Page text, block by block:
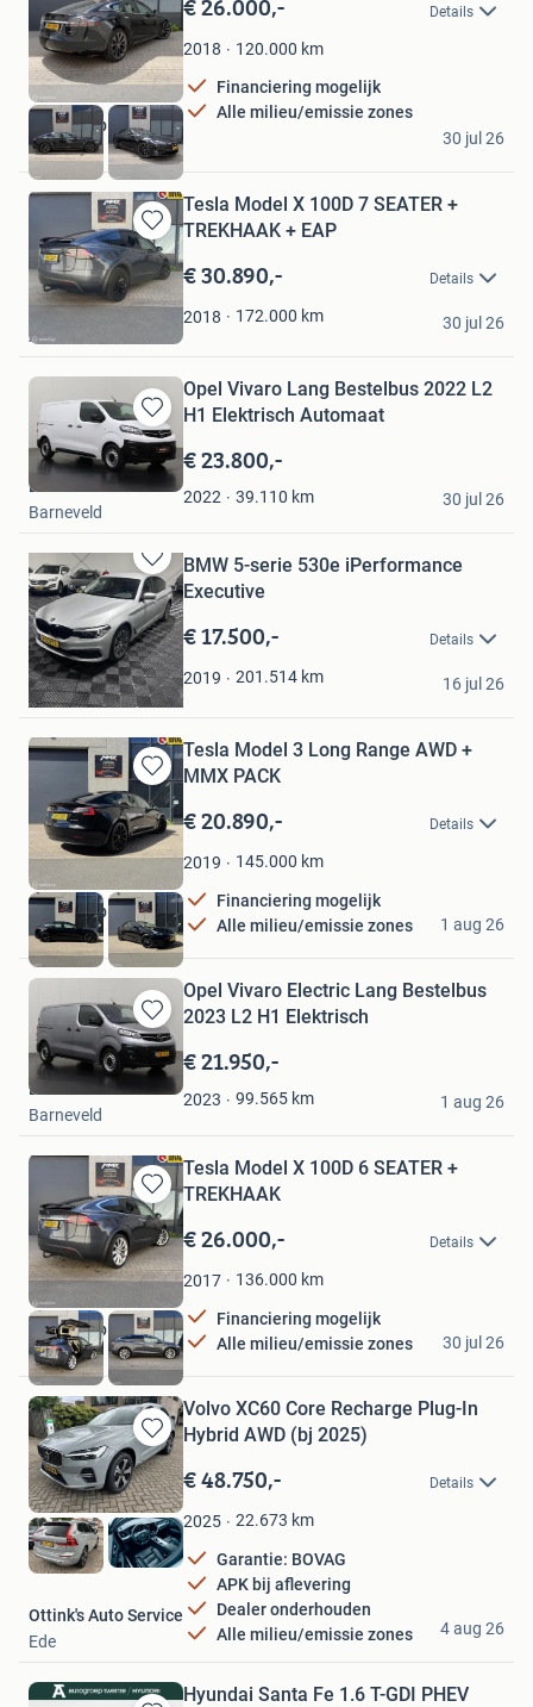
in
Mijn
Favorieten
€ 26.000,- Details
2018 120.000 km
Financiering mogelijk
Alle milieu/emissie zones
MMX Corp BV
Aalsmeer
30 jul 26
Bewaren
in
Mijn
Favorieten
Tesla Model X 100D 7 SEATER +
TREKHAAK + EAP
€ 30.890,- Details
2018 172.000 km
MMX Corp BV
Aalsmeer
30 jul 26
Bewaren
in
Mijn
Favorieten
Opel Vivaro Lang Bestelbus 2022 L2
H1 Elektrisch Automaat
€ 23.800,-
2022 39.110 km
Dutchvans.com
Barneveld
30 jul 26
Bewaren
in
Mijn
Favorieten
BMW 5-serie 530e iPerformance
Executive
€ 17.500,- Details
2019 201.514 km
MMX Corp BV
Aalsmeer
16 jul 26
Bewaren
in
Mijn
Favorieten
Tesla Model 3 Long Range AWD +
MMX PACK
€ 20.890,- Details
2019 145.000 km
Financiering mogelijk
Alle milieu/emissie zones
MMX Corp BV
Aalsmeer
1 aug 26
Bewaren
in
Mijn
Favorieten
Opel Vivaro Electric Lang Bestelbus
2023 L2 H1 Elektrisch
€ 21.950,-
2023 99.565 km
Dutchvans.com
Barneveld
1 aug 26
Bewaren
in
Mijn
Favorieten
Tesla Model X 100D 6 SEATER +
TREKHAAK
€ 26.000,- Details
2017 136.000 km
Financiering mogelijk
Alle milieu/emissie zones
MMX Corp BV
Aalsmeer
30 jul 26
Bewaren
in
Mijn
Favorieten
Volvo XC60 Core Recharge Plug-In
Hybrid AWD (bj 2025)
€ 48.750,- Details
2025 22.673 km
Garantie: BOVAG
APK bij aflevering
Dealer onderhouden
Alle milieu/emissie zones
Ottink's Auto Service
Ede
4 aug 26
Hyundai Santa Fe 1.6 T-GDI PHEV